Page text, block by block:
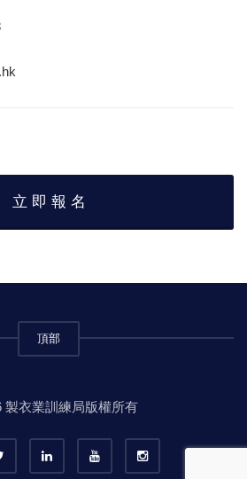
立 即 報 名
頂部
製衣業訓練局版權所有